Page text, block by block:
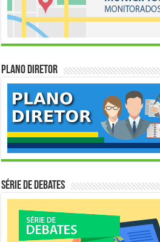
Plano Diretor
Série de Debates